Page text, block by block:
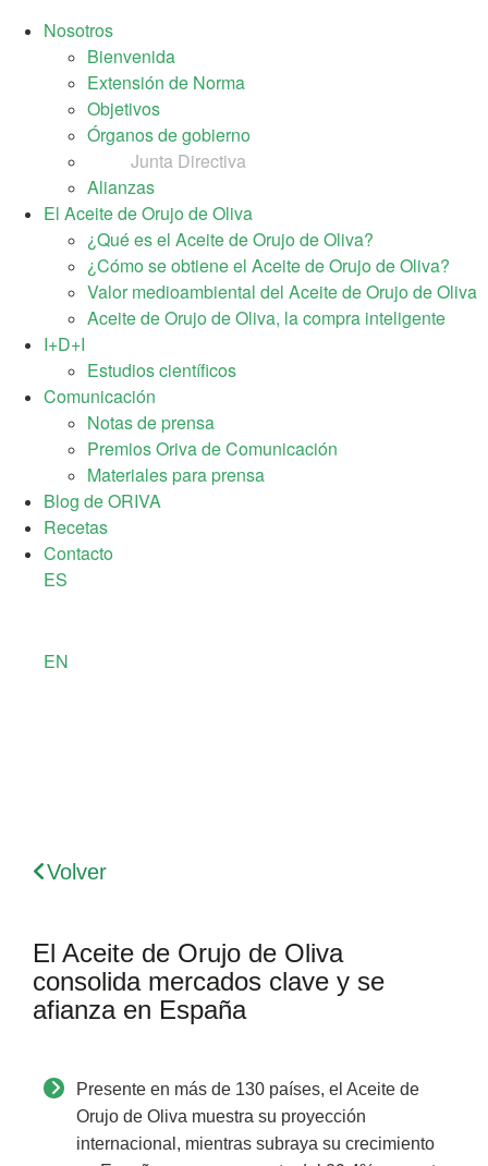
Nosotros
Bienvenida
Extensión de Norma
Objetivos
Órganos de gobierno
Junta Directiva
Alianzas
El Aceite de Orujo de Oliva
¿Qué es el Aceite de Orujo de Oliva?
¿Cómo se obtiene el Aceite de Orujo de Oliva?
Valor medioambiental del Aceite de Orujo de Oliva
Aceite de Orujo de Oliva, la compra inteligente
I+D+I
Estudios científicos
Comunicación
Notas de prensa
Premios Oriva de Comunicación
Materiales para prensa
Blog de ORIVA
Recetas
Contacto
ES
EN
Volver
El Aceite de Orujo de Oliva
consolida mercados clave y se
afianza en España
Presente en más de 130 países, el Aceite de
Orujo de Oliva muestra su proyección
internacional, mientras subraya su crecimiento